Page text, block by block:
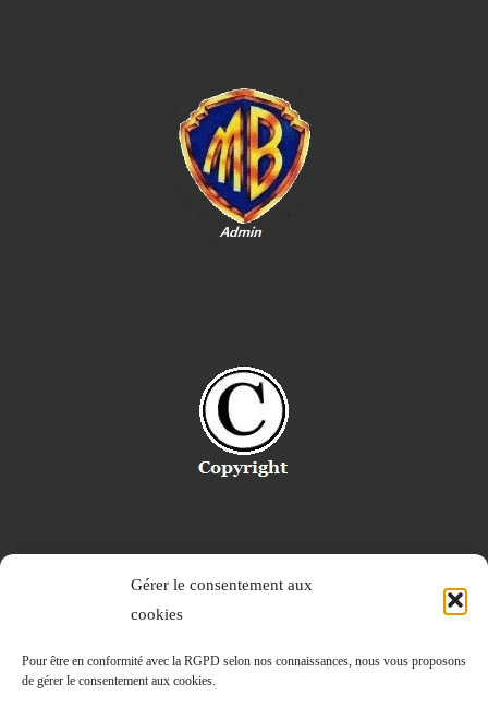
Gérer le consentement aux
cookies
Pour être en conformité avec la RGPD selon nos connaissances, nous vous proposons
de gérer le consentement aux cookies.